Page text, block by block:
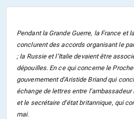
Pendant la Grande Guerre, la France et
conclurent des accords organisant le
; la Russie et l’Italie devaient être
dépouilles. En ce qui concerne le
gouvernement d’Aristide Briand qui
échange de lettres entre l’ambassadeur
et le secrétaire d’état britannique, qui
mai.